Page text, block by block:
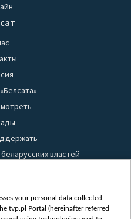
властей
материалов
your personal data collected
tvp.pl Portal (hereinafter referred